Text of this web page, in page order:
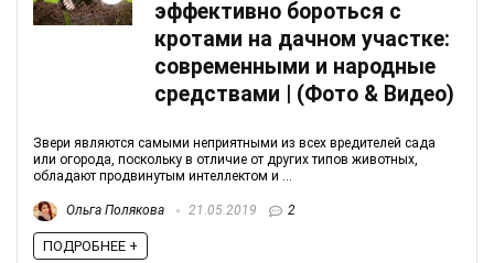
эффективно бороться с
кротами на дачном участке:
современными и народные
средствами | (Фото & Видео)
Звери являются самыми неприятными из всех вредителей сада
или огорода, поскольку в отличие от других типов животных,
обладают продвинутым интеллектом и ...
Ольга Полякова 21.05.2019 2
ПОДРОБНЕЕ +